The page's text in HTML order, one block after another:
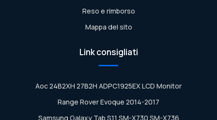
Reso e rimborso
Mappa del sito
Link consigliati
Aoc 24B2XH 27B2H ADPC1925EX LCD Monitor
Range Rover Evoque 2014-2017
Samsung Galaxy Tab S11 SM-X730 SM-X736